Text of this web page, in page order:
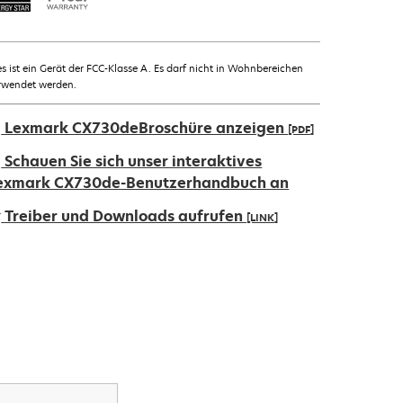
ist ein Gerät der FCC-Klasse A. Es darf nicht in Wohnbereichen
werden.
Lexmark CX730deBroschüre anzeigen [PDF]
Schauen Sie sich unser interaktives
CX730de-Benutzerhandbuch an
Treiber und Downloads aufrufen [LINK]